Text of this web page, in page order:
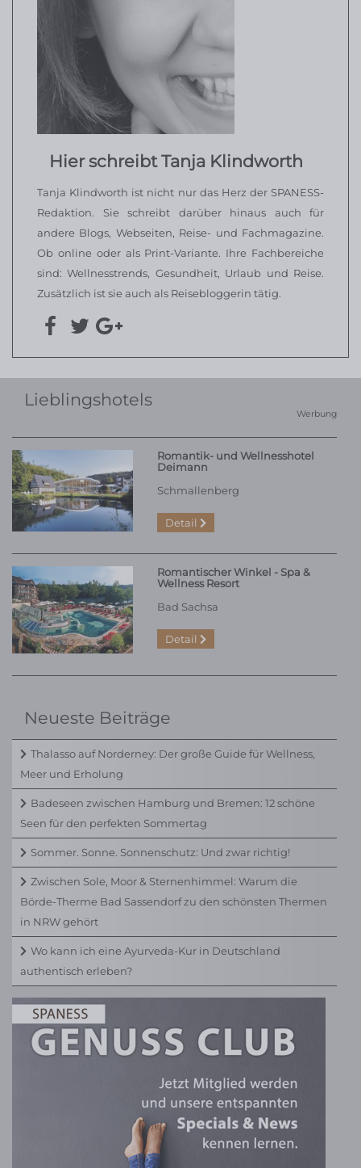
Hier schreibt Tanja Klindworth
Tanja Klindworth ist nicht nur das Herz der SPANESS-
Redaktion. Sie schreibt darüber hinaus auch für
andere Blogs, Webseiten, Reise- und Fachmagazine.
Ob online oder als Print-Variante. Ihre Fachbereiche
sind: Wellnesstrends, Gesundheit, Urlaub und Reise.
Zusätzlich ist sie auch als Reisebloggerin tätig.
Werbung
Lieblingshotels
Romantik- und Wellnesshotel
Deimann
Schmallenberg
Detail
Romantischer Winkel - Spa &
Wellness Resort
Bad Sachsa
Detail
Neueste Beiträge
Thalasso auf Norderney: Der große Guide für Wellness,
Meer und Erholung
Badeseen zwischen Hamburg und Bremen: 12 schöne
Seen für den perfekten Sommertag
Sommer. Sonne. Sonnenschutz: Und zwar richtig!
Zwischen Sole, Moor & Sternenhimmel: Warum die
Börde-Therme Bad Sassendorf zu den schönsten Thermen
in NRW gehört
Wo kann ich eine Ayurveda-Kur in Deutschland
authentisch erleben?